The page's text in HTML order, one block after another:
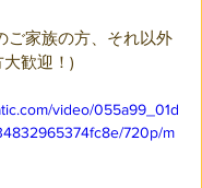
ご家族の方、それ以外
歓迎！)
video/055a99_01d
720p/m